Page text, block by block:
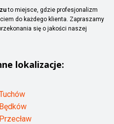
to miejsce, gdzie profesjonalizm
do każdego klienta. Zapraszamy
się o jakości naszej
lokalizacje: